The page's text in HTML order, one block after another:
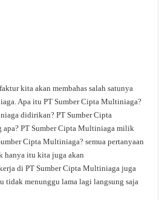
kita akan membahas salah satunya
Apa itu PT Sumber Cipta Multiniaga?
didirikan? PT Sumber Cipta
PT Sumber Cipta Multiniaga milik
Cipta Multiniaga? semua pertanyaan
hanya itu kita juga akan
di PT Sumber Cipta Multiniaga juga
tidak menunggu lama lagi langsung saja